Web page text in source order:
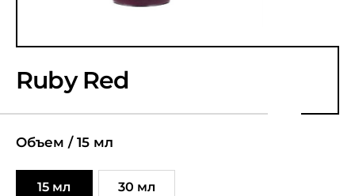
Ruby Red
Объем / 15 мл
15 мл 30 мл